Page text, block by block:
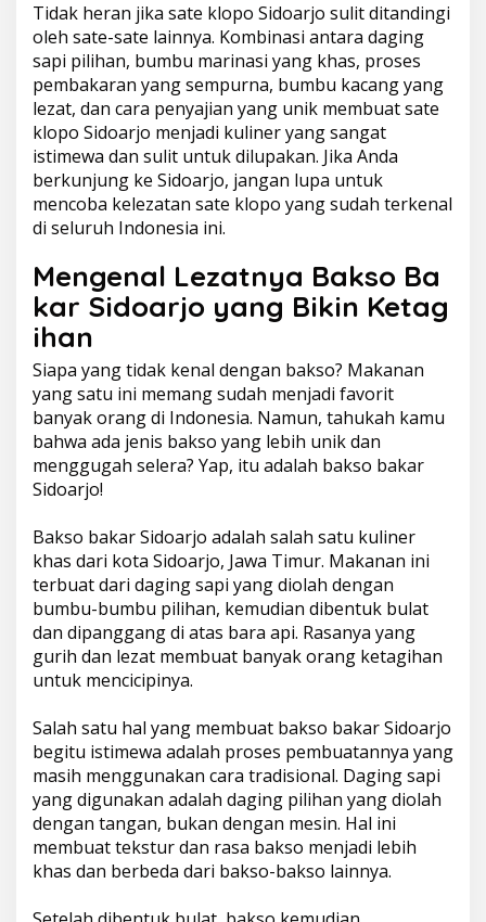
Tidak heran jika sate klopo Sidoarjo sulit ditandingi
oleh sate-sate lainnya. Kombinasi antara daging
sapi pilihan, bumbu marinasi yang khas, proses
pembakaran yang sempurna, bumbu kacang yang
lezat, dan cara penyajian yang unik membuat sate
klopo Sidoarjo menjadi kuliner yang sangat
istimewa dan sulit untuk dilupakan. Jika Anda
berkunjung ke Sidoarjo, jangan lupa untuk
mencoba kelezatan sate klopo yang sudah terkenal
di seluruh Indonesia ini.
Mengenal Lezatnya Bakso Ba
kar Sidoarjo yang Bikin Ketag
ihan
Siapa yang tidak kenal dengan bakso? Makanan
yang satu ini memang sudah menjadi favorit
banyak orang di Indonesia. Namun, tahukah kamu
bahwa ada jenis bakso yang lebih unik dan
menggugah selera? Yap, itu adalah bakso bakar
Sidoarjo!
Bakso bakar Sidoarjo adalah salah satu kuliner
khas dari kota Sidoarjo, Jawa Timur. Makanan ini
terbuat dari daging sapi yang diolah dengan
bumbu-bumbu pilihan, kemudian dibentuk bulat
dan dipanggang di atas bara api. Rasanya yang
gurih dan lezat membuat banyak orang ketagihan
untuk mencicipinya.
Salah satu hal yang membuat bakso bakar Sidoarjo
begitu istimewa adalah proses pembuatannya yang
masih menggunakan cara tradisional. Daging sapi
yang digunakan adalah daging pilihan yang diolah
dengan tangan, bukan dengan mesin. Hal ini
membuat tekstur dan rasa bakso menjadi lebih
khas dan berbeda dari bakso-bakso lainnya.